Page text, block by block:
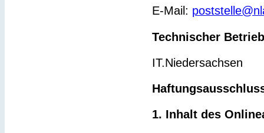
E-Mail:
Technischer Betrieb
IT.Niedersachsen
1. Inhalt des